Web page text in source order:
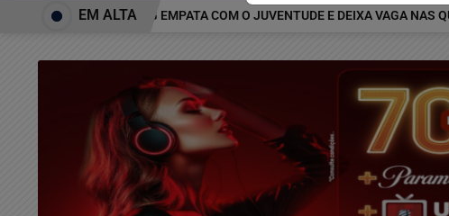
ATLÉTICO-MG EMPATA COM O JUVENTUDE E DEIXA VAGA NAS
EM ALTA